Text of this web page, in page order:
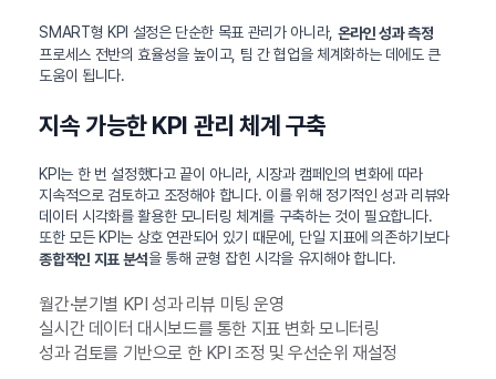
SMART형 KPI 설정은 단순한 목표 관리가 아니라, 온라인 성과 측정
프로세스 전반의 효율성을 높이고, 팀 간 협업을 체계화하는 데에도 큰
도움이 됩니다.
지속 가능한 KPI 관리 체계 구축
KPI는 한 번 설정했다고 끝이 아니라, 시장과 캠페인의 변화에 따라
지속적으로 검토하고 조정해야 합니다. 이를 위해 정기적인 성과 리뷰와
데이터 시각화를 활용한 모니터링 체계를 구축하는 것이 필요합니다.
또한 모든 KPI는 상호 연관되어 있기 때문에, 단일 지표에 의존하기보다
종합적인 지표 분석을 통해 균형 잡힌 시각을 유지해야 합니다.
월간·분기별 KPI 성과 리뷰 미팅 운영
실시간 데이터 대시보드를 통한 지표 변화 모니터링
성과 검토를 기반으로 한 KPI 조정 및 우선순위 재설정